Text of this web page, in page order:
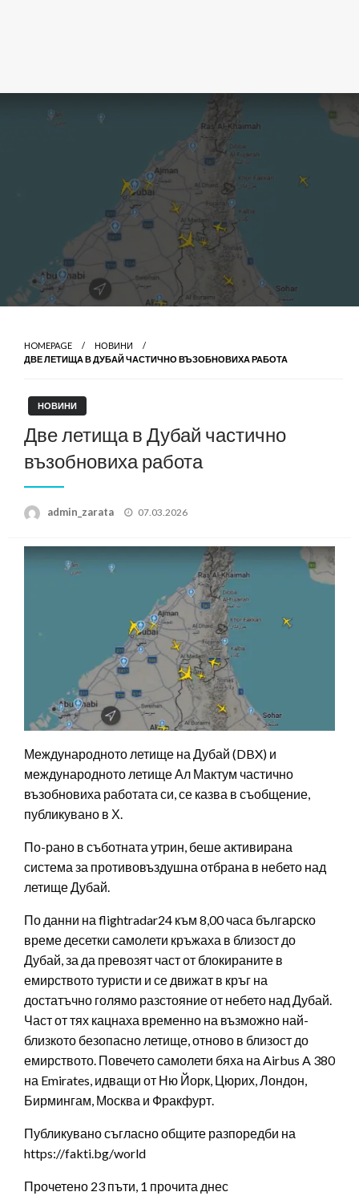
HOMEPAGE
НОВИНИ
ДВЕ ЛЕТИЩА В ДУБАЙ ЧАСТИЧНО ВЪЗОБНОВИХА РАБОТА
НОВИНИ
Две летища в Дубай частично
възобновиха работа
admin_zarata
Posted
07.03.2026
Международното летище на Дубай (DBX) и
международното летище Ал Мактум частично
възобновиха работата си, се казва в съобщение,
публикувано в Х.
По-рано в съботната утрин, беше активирана
система за противовъздушна отбрана в небето над
летище Дубай.
По данни на flightradar24 към 8,00 часа българско
време десетки самолети кръжаха в близост до
Дубай, за да превозят част от блокираните в
емирството туристи и се движат в кръг на
достатъчно голямо разстояние от небето над Дубай.
Част от тях кацнаха временно на възможно най-
близкото безопасно летище, отново в близост до
емирството. Повечето самолети бяха на Airbus A 380
на Emirates, идващи от Ню Йорк, Цюрих, Лондон,
Бирмингам, Москва и Фракфурт.
Публикувано съгласно общите разпоредби на
https://fakti.bg/world
Прочетено 23 пъти, 1 прочита днес